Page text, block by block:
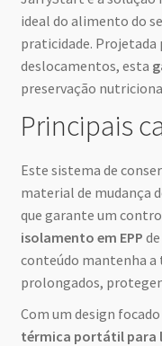
ideal do alimento do
praticidade. Projetada
deslocamentos, esta
preservação
Principais
Este sistema de
material de mudança
que garante um
isolamento em EPP
conteúdo mantenha a
prolongados,
Com um design
térmica portátil para